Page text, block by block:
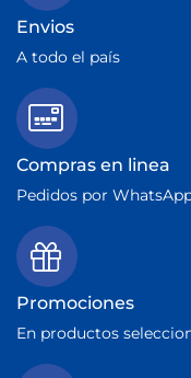
Envios
A todo el país
Compras en linea
Pedidos por
Promociones
En productos